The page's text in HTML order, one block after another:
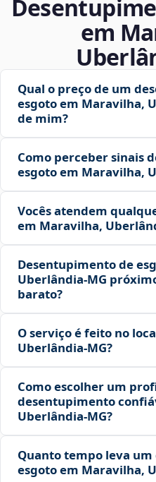
em
Qual o preço de um
esgoto em Maravilha,
de mim?
Como perceber sinais
esgoto em Maravilha,
Vocês atendem
em Maravilha,
Desentupimento de
Uberlândia‑MG
barato?
O serviço é feito no
Uberlândia‑MG?
Como escolher um
desentupimento
Uberlândia‑MG?
Quanto tempo leva
esgoto em Maravilha,